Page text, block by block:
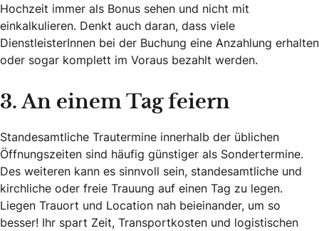
Hochzeit immer als Bonus sehen und nicht mit
einkalkulieren. Denkt auch daran, dass viele
DienstleisterInnen bei der Buchung eine Anzahlung erhalten
oder sogar komplett im Voraus bezahlt werden.
3. An einem Tag feiern
Standesamtliche Trautermine innerhalb der üblichen
Öffnungszeiten sind häufig günstiger als Sondertermine.
Des weiteren kann es sinnvoll sein, standesamtliche und
kirchliche oder freie Trauung auf einen Tag zu legen.
Liegen Trauort und Location nah beieinander, um so
besser! Ihr spart Zeit, Transportkosten und logistischen